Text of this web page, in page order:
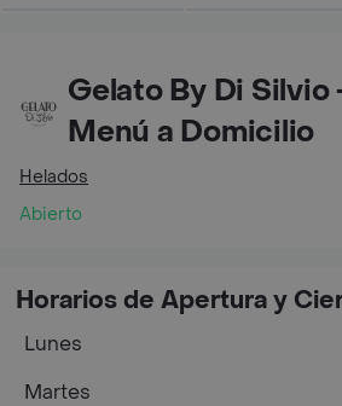
Gelato By Di Silvio
Menú a Domicilio
Helados
Abierto
Horarios de Apertura y
Lunes
Martes